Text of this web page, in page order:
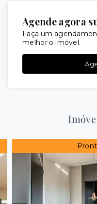
Agende agora
Faça um
melhor o imóvel.